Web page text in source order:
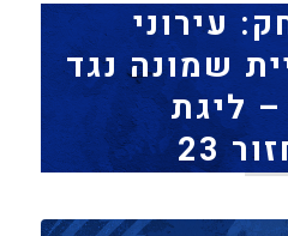
עירוני
שמונה נגד
– ליגת